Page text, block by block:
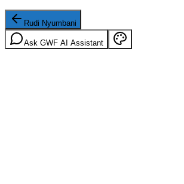
Rudi Nyumbani
Ask GWF AI Assistant